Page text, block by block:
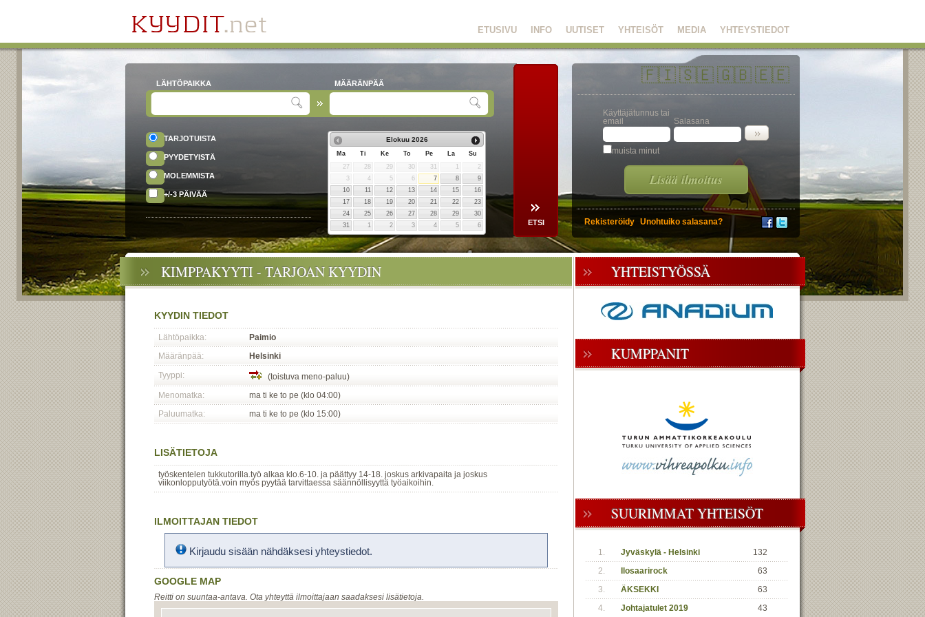
YHTEYSTIEDOT
MEDIA
YHTEISÖT
UUTISET
INFO
ETUSIVU
LÄHTÖPAIKKA MÄÄRÄNPÄÄ
TARJOTUISTA
PYYDETYISTÄ
MOLEMMISTA
+/-3 PÄIVÄÄ
Elokuu 2026
Ma Ti Ke To Pe La
Su
27
28 29 30 31
2
3
4 5 6 7 8
9
10
11 12 13 14 15
16
17
18 19 20 21 22
23
24
25 26 27 28 29
30
31
1 2 3 4 5 6
🇫🇮🇸🇪🇬🇧🇪🇪
Käyttäjätunnus tai
email
Salasana
muista minut
Lisää ilmoitus
Rekisteröidy Unohtuiko salasana?
KIMPPAKYYTI - TARJOAN KYYDIN
KYYDIN TIEDOT
Lähtöpaikka:
Paimio
Määränpää:
Helsinki
Tyyppi:
(toistuva meno-paluu)
Menomatka:
ma ti ke to pe (klo 04:00)
Paluumatka:
ma ti ke to pe (klo 15:00)
LISÄTIETOJA
työskentelen tukkutorilla.työ alkaa klo.6-10. ja päättyy 14-18. joskus arkivapaita ja joskus
viikonlopputyötä.voin myös pyytää tarvittaessa säännöllisyyttä työaikoihin.
ILMOITTAJAN TIEDOT
Kirjaudu sisään nähdäksesi yhteystiedot.
GOOGLE MAP
Reitti on suuntaa-antava. Ota yhteyttä ilmoittajaan saadaksesi lisätietoja.
YHTEISTYÖSSÄ
KUMPPANIT
SUURIMMAT YHTEISÖT
1. Jyväskylä - Helsinki
132
2.
Ilosaarirock
63
3.
ÄKSEKKI
63
4.
Johtajatulet 2019
43